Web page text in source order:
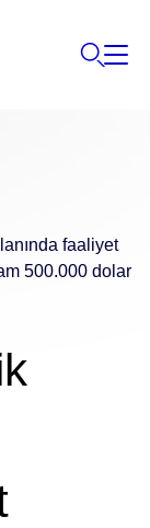
faaliyet
500.000 dolar